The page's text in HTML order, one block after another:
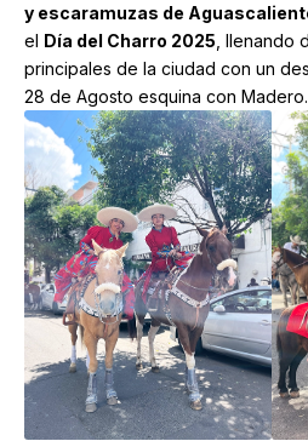
y escaramuzas de
el Día del Charro 2025 , llenando
principales de la ciudad con un
28 de Agosto esquina con Madero.